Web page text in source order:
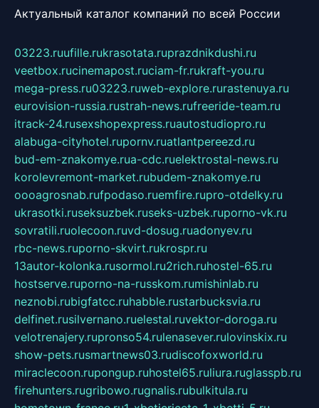
Актуальный каталог компаний по всей России
03223.ruufille.rukrasotata.ruprazdnikdushi.ru
veetbox.rucinemapost.ruciam-fr.rukraft-you.ru
mega-press.ru03223.ruweb-explore.rurastenuya.ru
eurovision-russia.rustrah-news.rufreeride-team.ru
itrack-24.rusexshopexpress.ruautostudiopro.ru
alabuga-cityhotel.rupornv.ruatlantpereezd.ru
bud-em-znakomye.rua-cdc.ruelektrostal-news.ru
korolevremont-market.rubudem-znakomye.ru
oooagrosnab.rufpodaso.ruemfire.rupro-otdelky.ru
ukrasotki.ruseksuzbek.ruseks-uzbek.ruporno-vk.ru
sovratili.ruolecoon.ruvd-dosug.ruadonyev.ru
rbc-news.ruporno-skvirt.rukrospr.ru
13autor-kolonka.rusormol.ru2rich.ruhostel-65.ru
hostserve.ruporno-na-russkom.rumishinlab.ru
neznobi.rubigfatcc.ruhabble.rustarbucksvia.ru
delfinet.rusilvernano.ruelestal.ruvektor-doroga.ru
velotrenajery.rupronso54.rulenasever.rulovinskix.ru
show-pets.rusmartnews03.rudiscofoxworld.ru
miraclecoon.rupongup.ruhostel65.ruliura.ruglasspb.ru
firehunters.rugribowo.rugnalis.rubulkitula.ru